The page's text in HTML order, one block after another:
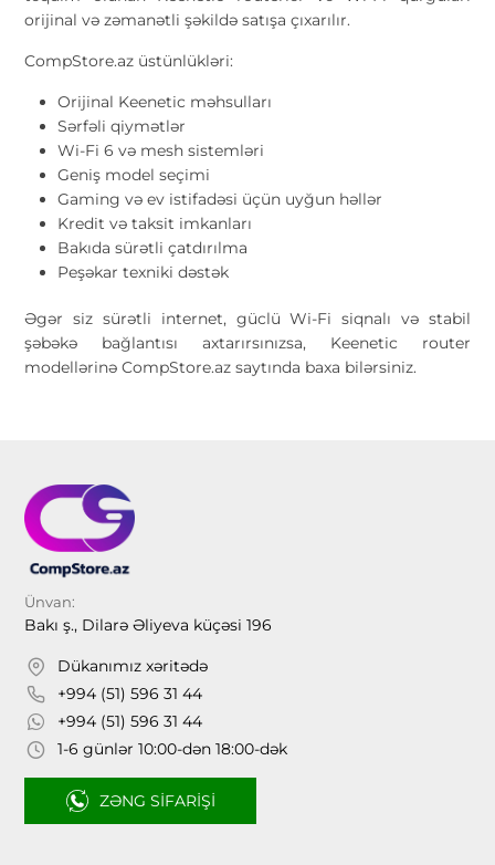
orijinal və zəmanətli şəkildə satışa çıxarılır.
CompStore.az üstünlükləri:
Orijinal Keenetic məhsulları
Sərfəli qiymətlər
Wi-Fi 6 və mesh sistemləri
Geniş model seçimi
Gaming və ev istifadəsi üçün uyğun həllər
Kredit və taksit imkanları
Bakıda sürətli çatdırılma
Peşəkar texniki dəstək
Əgər siz sürətli internet, güclü Wi-Fi siqnalı və stabil
şəbəkə bağlantısı axtarırsınızsa, Keenetic router
modellərinə CompStore.az saytında baxa bilərsiniz.
Ünvan:
Bakı ş., Dilarə Əliyeva küçəsi 196
Dükanımız xəritədə
+994 (51) 596 31 44
+994 (51) 596 31 44
1-6 günlər 10:00-dən 18:00-dək
ZƏNG SIFARIŞI